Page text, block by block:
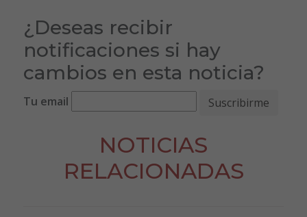
¿Deseas recibir
notificaciones si hay
cambios en esta noticia?
Tu email
NOTICIAS
RELACIONADAS